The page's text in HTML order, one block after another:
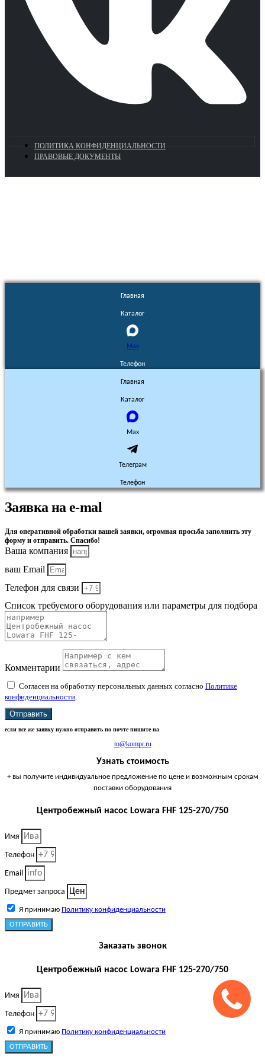
ПОЛИТИКА КОНФИДЕНЦИАЛЬНОСТИ
ПРАВОВЫЕ ДОКУМЕНТЫ
Главная
Каталог
Max
Телефон
Главная
Каталог
Max
Телеграм
Телефон
Заявка на e-mal
Для оперативной обработки вашей заявки, огромная просьба заполнить эту
форму и отправить. Спасибо!
Ваша компания
ваш Email
Телефон для связи
Список требуемого оборудования или параметры для подбора
Комментарии
Согласен на обработку персональных данных согласно Политике
конфиденциальности.
Отправить
если все же заявку нужно отправить по почте пишите на
to@kompr.ru
Узнать стоимость
+ вы получите индивидуальное предложение по цене и возможным срокам
поставки оборудования
Центробежный насос Lowara FHF 125-270/750
Имя
Телефон
Email
Предмет запроса
Я принимаю Политику конфиденциальности
ОТПРАВИТЬ
Заказать звонок
Центробежный насос Lowara FHF 125-270/750
Имя
Телефон
Я принимаю Политику конфиденциальности
ОТПРАВИТЬ